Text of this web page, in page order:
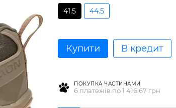
41.5 44.5
Купити В кредит
ПОКУПКА ЧАСТИНАМИ
6 платежів по 1 416.67 грн